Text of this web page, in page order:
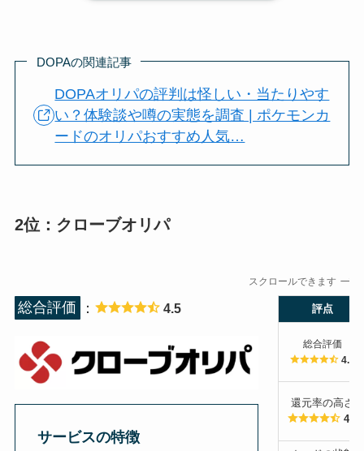
DOPAの関連記事
DOPAオリパの評判は怪しい・当たりやす
い？体験談や噂の実態を調査 | ポケモンカ
ードのオリパおすすめ人気…
2位：クローブオリパ
スクロールできます
総合評価 ： 4.5
サービスの特徴
評点
総合評価
4.5
還元率の高さ
4.5